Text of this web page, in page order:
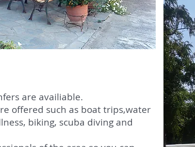
are availiable.
offered such as boat trips,water
biking, scuba diving and